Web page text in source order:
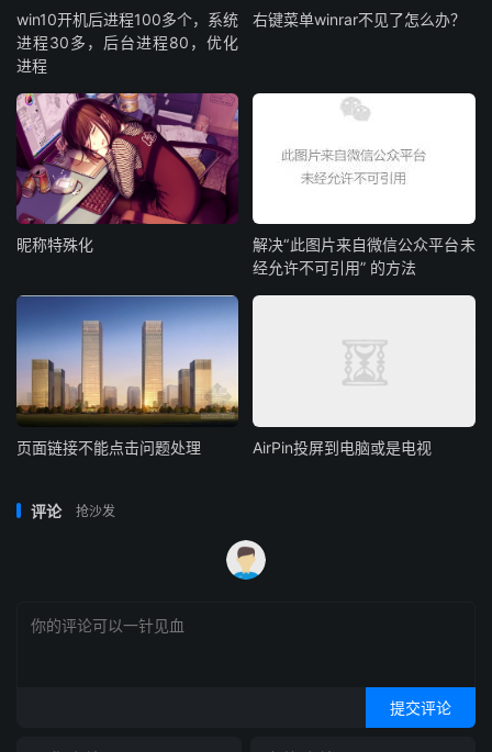
win10开机后进程100多个，系统
进程30多，后台进程80，优化
进程
右键菜单winrar不见了怎么办？
昵称特殊化
解决“此图片来自微信公众平台未
经允许不可引用” 的方法
页面链接不能点击问题处理 AirPin投屏到电脑或是电视
评论 抢沙发
提交评论